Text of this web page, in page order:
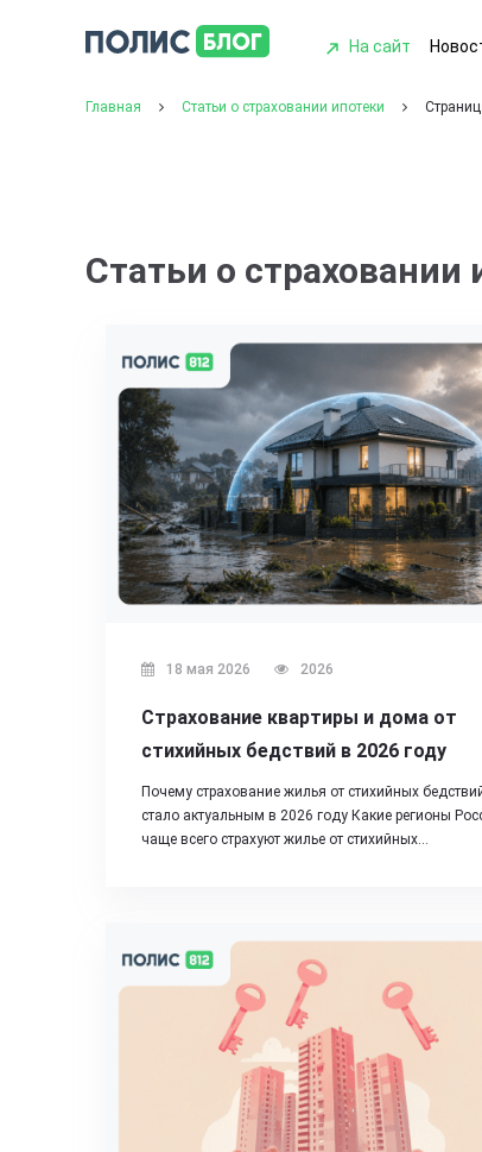
На сайт
Главная Статьи о страховании ипотеки
Статьи о страховании
18 мая 2026 2026
Страхование квартиры и дома от
стихийных бедствий в 2026 году
Почему страхование жилья от стихийных
стало актуальным в 2026 году Какие регионы
чаще всего страхуют жилье от стихийных…